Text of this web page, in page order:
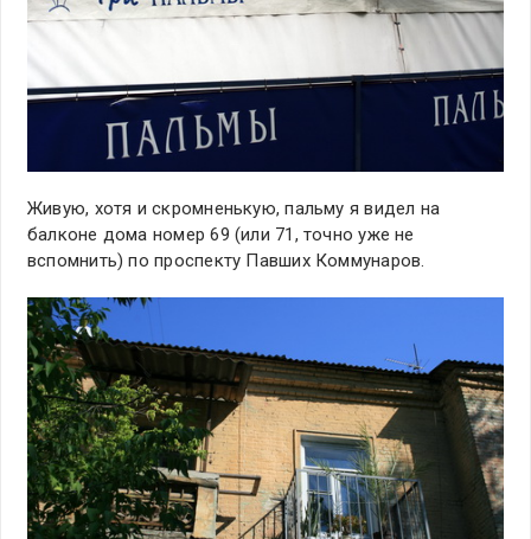
Живую, хотя и скромненькую, пальму я видел на
балконе дома номер 69 (или 71, точно уже не
вспомнить) по проспекту Павших Коммунаров.